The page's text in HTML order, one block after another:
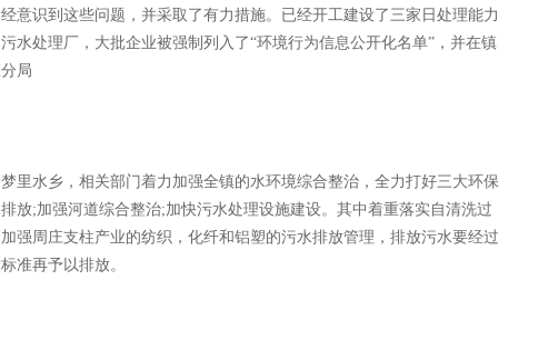
意识到这些问题，并采取了有力措施。已经开工建设了三家日处理能力
水处理厂，大批企业被强制列入了“环境行为信息公开化名单”，并在镇
局
水乡，相关部门着力加强全镇的水环境综合整治，全力打好三大环保
放;加强河道综合整治;加快污水处理设施建设。其中着重落实自清洗过
强周庄支柱产业的纺织，化纤和铝塑的污水排放管理，排放污水要经过
准再予以排放。